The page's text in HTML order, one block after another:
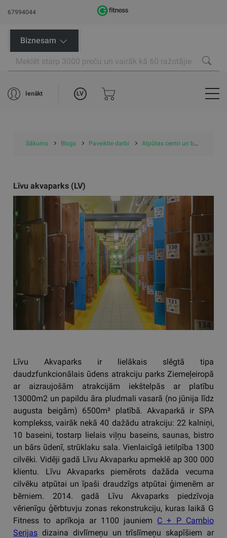
67994044
Biznesam
Ienākt LV
Sākums Blogs Paveiktie darbi Atpūtas centri un baseini
Līvu akvaparks (LV)
Līvu Akvaparks ir lielākais slēgtā tipa
daudzfunkcionālais ūdens atrakciju parks Ziemeļeiropā
ar aizraujošām atrakcijām iekštelpās ar platību
13000m2 un papildu āra pludmali vasarā (no jūnija līdz
augusta beigām) 6500m² platībā. Akvaparkā ir SPA
komplekss, vairāk nekā 40 dažādu atrakciju: 22 kalniņi,
10 baseini, tostarp lielais viļņu baseins, saunas, bistro
un bārs ūdenī, strūklaku sala. Vienlaicīgā ietilpība 1300
cilvēki. Vidēji gadā Līvu Akvaparku apmeklē ap 300 000
klientu. Līvu Akvaparks piemērots dažāda vecuma
cilvēku atpūtai un īpaši draudzīgs atpūtai ģimenēm ar
bērniem. 2014. gadā Līvu Akvaparks piedzīvoja
vērienīgu ģērbtuvju zonas rekonstrukciju, kuras laikā G
Fitness to aprīkoja ar 1100 jauniem C + P Cambio
Serijas dizaina divlīmeņu un trīslīmeņu skapīšiem ar